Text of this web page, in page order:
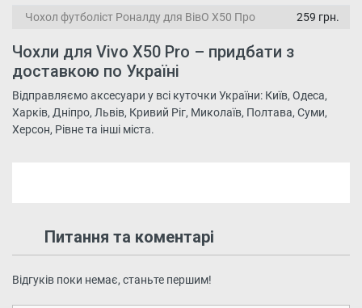
Чохол футболіст Роналду для ВівО X50 Про
259 грн.
Чохли для Vivo X50 Pro – придбати з
доставкою по Україні
Відправляємо аксесуари у всі куточки України: Київ, Одеса,
Харків, Дніпро, Львів, Кривий Ріг, Миколаїв, Полтава, Суми,
Херсон, Рівне та інші міста.
Питання та коментарі
Відгуків поки немає, станьте першим!